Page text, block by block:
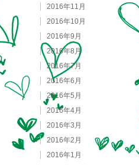
2016年11月
2016年10月
2016年9月
2016年8月
2016年7月
2016年6月
2016年5月
2016年4月
2016年3月
2016年2月
2016年1月